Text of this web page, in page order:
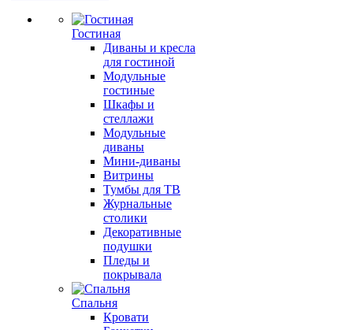
Гостиная
Диваны и кресла
для гостиной
Модульные
гостиные
Шкафы и
стеллажи
Модульные
диваны
Мини-диваны
Витрины
Тумбы для ТВ
Журнальные
столики
Декоративные
подушки
Пледы и
покрывала
Спальня
Кровати